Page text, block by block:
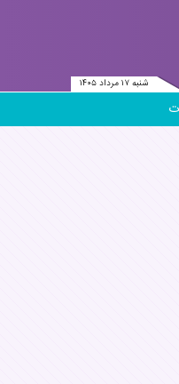
شنبه ۱۷ مرداد ۱۴۰۵